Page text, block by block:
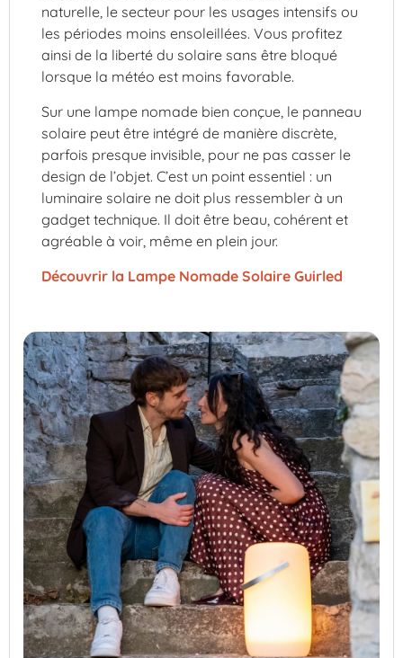
naturelle, le secteur pour les usages intensifs ou
les périodes moins ensoleillées. Vous profitez
ainsi de la liberté du solaire sans être bloqué
lorsque la météo est moins favorable.
Sur une lampe nomade bien conçue, le panneau
solaire peut être intégré de manière discrète,
parfois presque invisible, pour ne pas casser le
design de l’objet. C’est un point essentiel : un
luminaire solaire ne doit plus ressembler à un
gadget technique. Il doit être beau, cohérent et
agréable à voir, même en plein jour.
Découvrir la Lampe Nomade Solaire Guirled